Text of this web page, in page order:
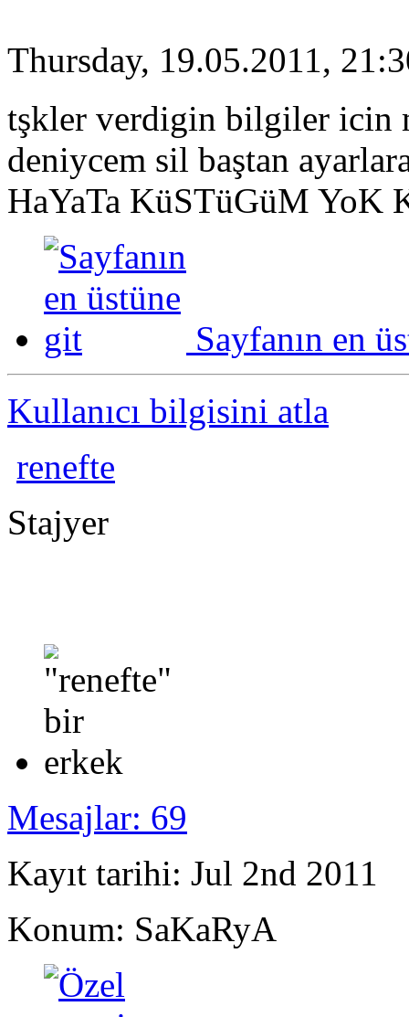
Thursday, 19.05.2011,
tşkler verdigin bilgiler icin
deniycem sil baştan
HaYaTa KüSTüGüM YoK
Sayfanın en
Kullanıcı bilgisini atla
renefte
Stajyer
Mesajlar: 69
Kayıt tarihi: Jul 2nd 2011
Konum: SaKaRyA